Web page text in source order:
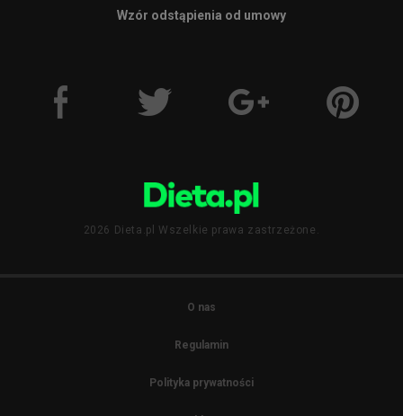
Wzór odstąpienia od umowy
2026 Dieta.pl Wszelkie prawa zastrzeżone.
O nas
Regulamin
Polityka prywatności